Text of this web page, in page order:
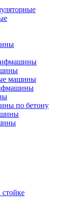
машины
по бетону